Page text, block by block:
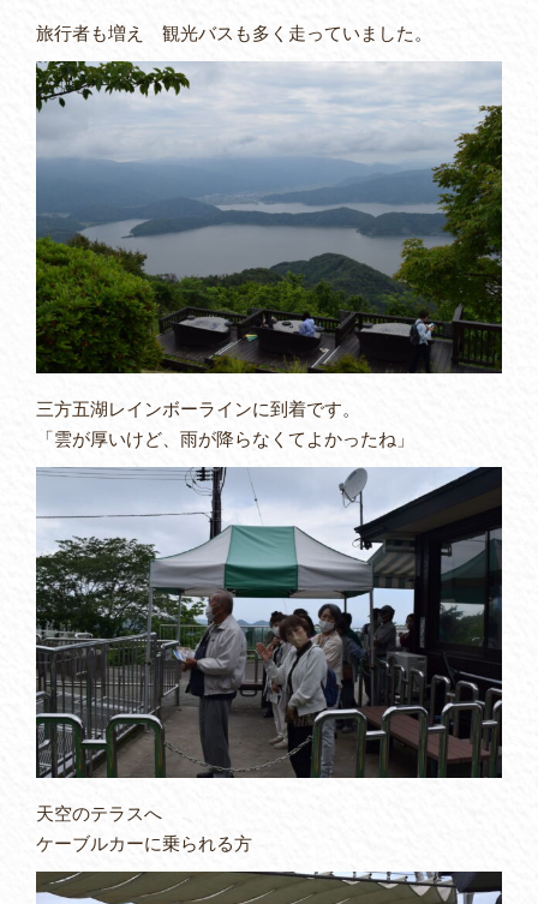
旅行者も増え 観光バスも多く走っていました。
三方五湖レインボーラインに到着です。
「雲が厚いけど、雨が降らなくてよかったね」
天空のテラスへ
ケーブルカーに乗られる方